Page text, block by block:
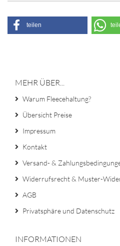
teilen
MEHR ÜBER...
Warum Fleecehaltung?
Übersicht Preise
Impressum
Kontakt
Versand- &
Widerrufsrecht & Muster-
AGB
Privatsphäre und Datenschutz
INFORMATIONEN